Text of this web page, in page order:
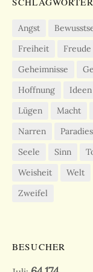
Angst
Freiheit
Freude
Geheimnisse
Hoffnung
Ideen
Lügen
Macht
Narren
Paradies
Seele
Sinn
Weisheit
Welt
Zweifel
BESUCHER